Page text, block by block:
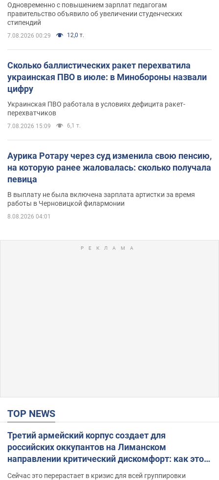
Одновременно с повышением зарплат педагогам
правительство объявило об увеличении студенческих
стипендий
7.08.2026 00:29 12,0 т.
Сколько баллистических ракет перехватила
украинская ПВО в июле: в Минобороны назвали
цифру
Украинская ПВО работала в условиях дефицита ракет-
перехватчиков
7.08.2026 15:09 6,1 т.
Аурика Ротару через суд изменила свою пенсию,
на которую ранее жаловалась: сколько получала
певица
В выплату не была включена зарплата артистки за время
работы в Черновицкой филармонии
8.08.2026 04:01
TOP NEWS
Третий армейский корпус создает для
российских оккупантов на Лиманском
направлении критический дискомфорт: как это
удалось
Сейчас это перерастает в кризис для всей группировки